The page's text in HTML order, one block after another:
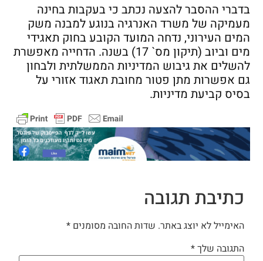
בדברי ההסבר להצעה נכתב כי בעקבות בחינה
מעמיקה של משרד האנרגיה בנוגע למבנה משק
המים העירוני, נדחה המועד הקובע בחוק תאגידי
מים וביוב (תיקון מס` 17) בשנה. הדחייה מאפשרת
להשלים את גיבוש המדיניות הממשלתית ולבחון
גם אפשרות מתן פטור מחובת תאגוד אזורי על
בסיס קביעת מדיניות.
כתיבת תגובה
האימייל לא יוצג באתר. שדות החובה מסומנים *
התגובה שלך*